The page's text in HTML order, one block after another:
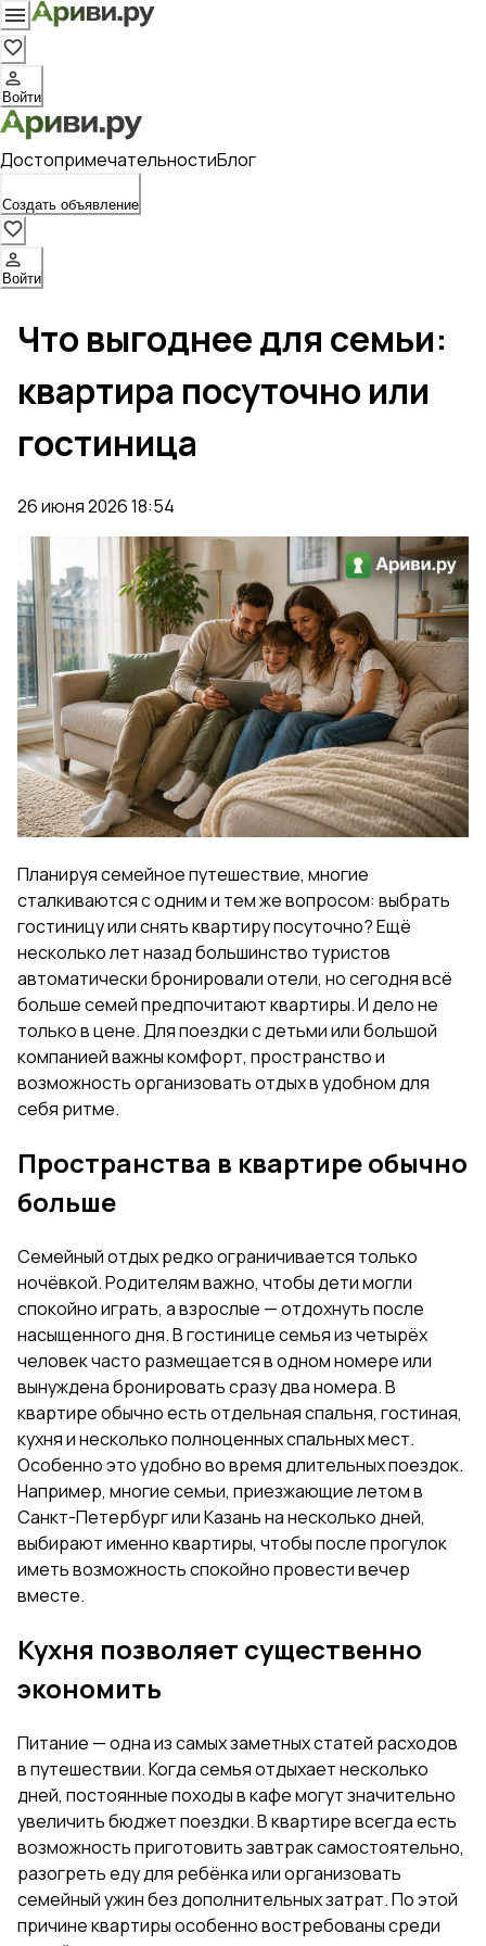
Войти
ДостопримечательностиБлог
Создать объявление
Войти
Что выгоднее для семьи:
квартира посуточно или
гостиница
26 июня 2026 18:54
Планируя семейное путешествие, многие
сталкиваются с одним и тем же вопросом: выбрать
гостиницу или снять квартиру посуточно? Ещё
несколько лет назад большинство туристов
автоматически бронировали отели, но сегодня всё
больше семей предпочитают квартиры. И дело не
только в цене. Для поездки с детьми или большой
компанией важны комфорт, пространство и
возможность организовать отдых в удобном для
себя ритме.
Пространства в квартире обычно
больше
Семейный отдых редко ограничивается только
ночёвкой. Родителям важно, чтобы дети могли
спокойно играть, а взрослые — отдохнуть после
насыщенного дня. В гостинице семья из четырёх
человек часто размещается в одном номере или
вынуждена бронировать сразу два номера. В
квартире обычно есть отдельная спальня, гостиная,
кухня и несколько полноценных спальных мест.
Особенно это удобно во время длительных поездок.
Например, многие семьи, приезжающие летом в
Санкт-Петербург или Казань на несколько дней,
выбирают именно квартиры, чтобы после прогулок
иметь возможность спокойно провести вечер
вместе.
Кухня позволяет существенно
экономить
Питание — одна из самых заметных статей расходов
в путешествии. Когда семья отдыхает несколько
дней, постоянные походы в кафе могут значительно
увеличить бюджет поездки. В квартире всегда есть
возможность приготовить завтрак самостоятельно,
разогреть еду для ребёнка или организовать
семейный ужин без дополнительных затрат. По этой
причине квартиры особенно востребованы среди